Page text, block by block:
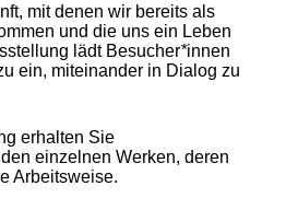
mit denen wir bereits als
und die uns ein Leben
lädt Besucher*innen
ein, miteinander in Dialog zu
erhalten Sie
einzelnen Werken, deren
Arbeitsweise.